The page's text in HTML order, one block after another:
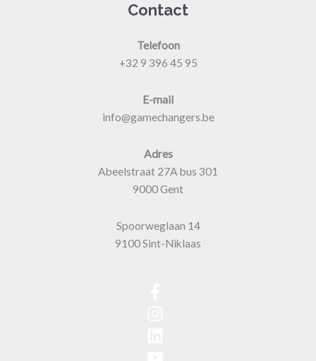
Contact
Telefoon
+32 9 396 45 95
E-mail
info@gamechangers.be
Adres
Abeelstraat 27A bus 301
9000 Gent
Spoorweglaan 14
9100 Sint-Niklaas